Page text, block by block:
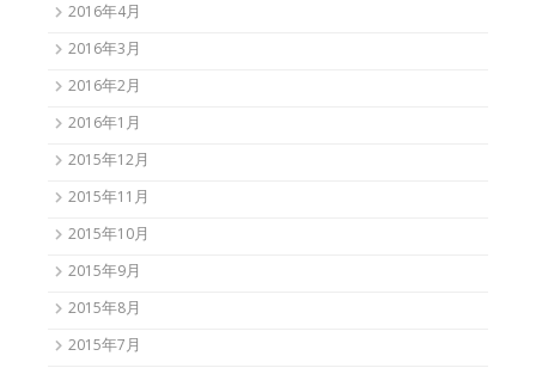
2016年4月
2016年3月
2016年2月
2016年1月
2015年12月
2015年11月
2015年10月
2015年9月
2015年8月
2015年7月